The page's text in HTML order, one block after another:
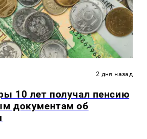
2 дня назад
10 лет получал пенсию
документам об